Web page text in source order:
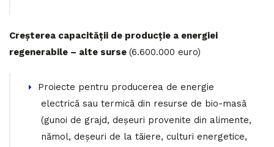
Creșterea capacității de producție a energiei
regenerabile – alte surse (6.600.000 euro)
Proiecte pentru producerea de energie
electrică sau termică din resurse de bio-masă
(gunoi de grajd, deșeuri provenite din alimente,
nămol, deșeuri de la tăiere, culturi energetice,